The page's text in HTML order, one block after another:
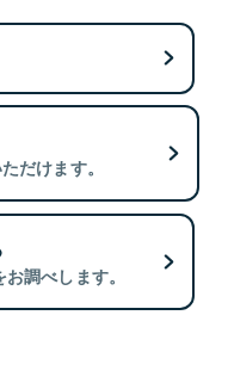
だけます。
調べします。